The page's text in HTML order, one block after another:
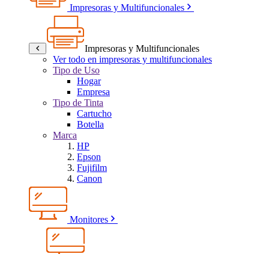
Impresoras y Multifuncionales
Impresoras y Multifuncionales
Ver todo en impresoras y multifuncionales
Tipo de Uso
Hogar
Empresa
Tipo de Tinta
Cartucho
Botella
Marca
HP
Epson
Fujifilm
Canon
Monitores